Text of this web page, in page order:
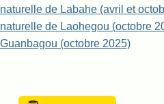
naturelle de Labahe (avril et
naturelle de Laohegou (octobre
Guanbagou (octobre 2025)